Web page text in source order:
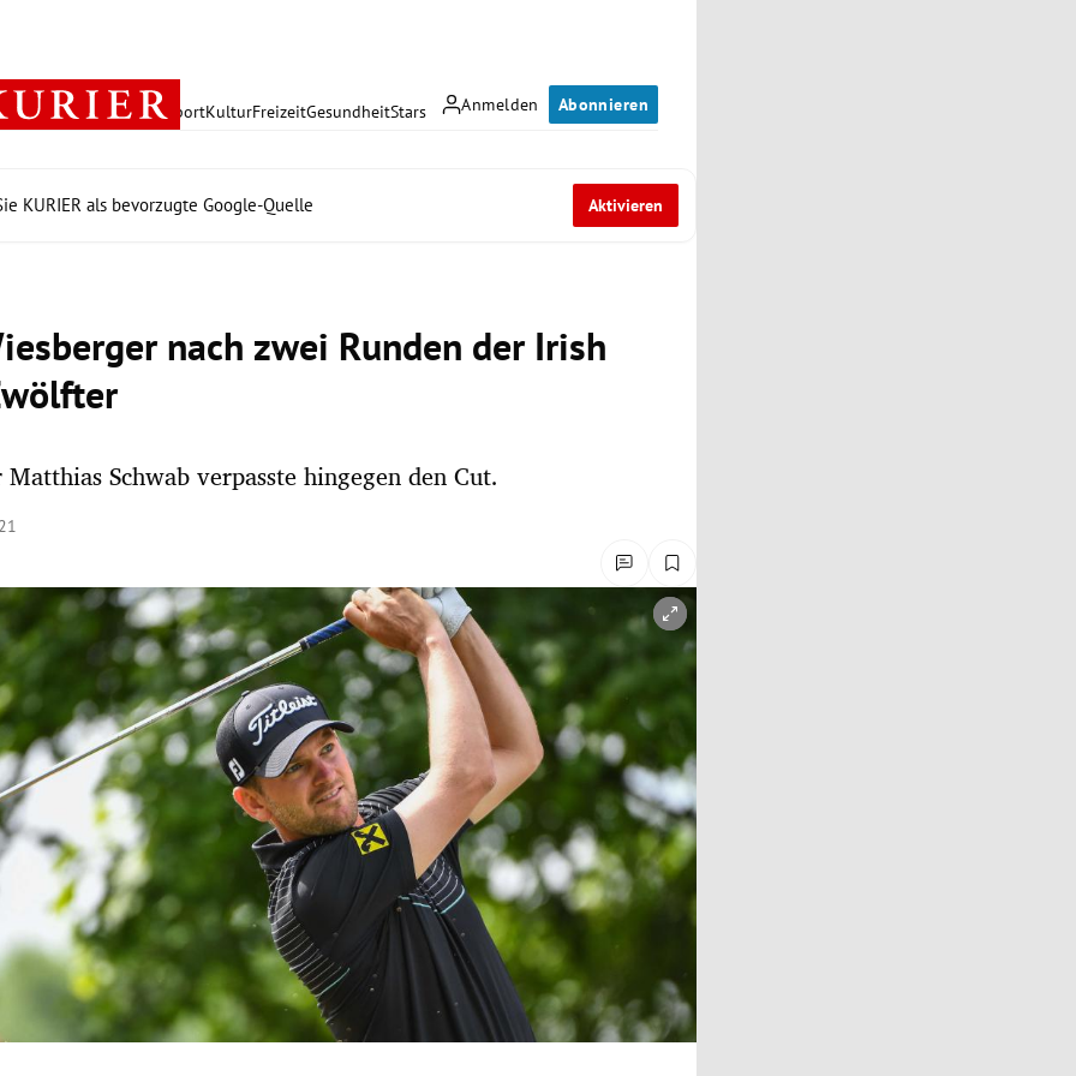
Anmelden Abonnieren
PolitikWirtschaft SportKulturFreizeitGesundheitStars
KURIER als bevorzugte Google-Quelle Aktivieren
nach zwei Runden der Irish
Schwab verpasste hingegen den Cut.
öffnen/schließen